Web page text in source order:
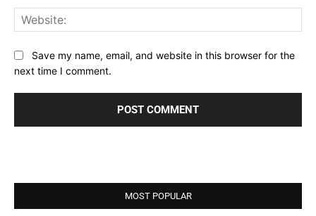
Save my name, email, and website in this browser for the
next time I comment.
MOST POPULAR